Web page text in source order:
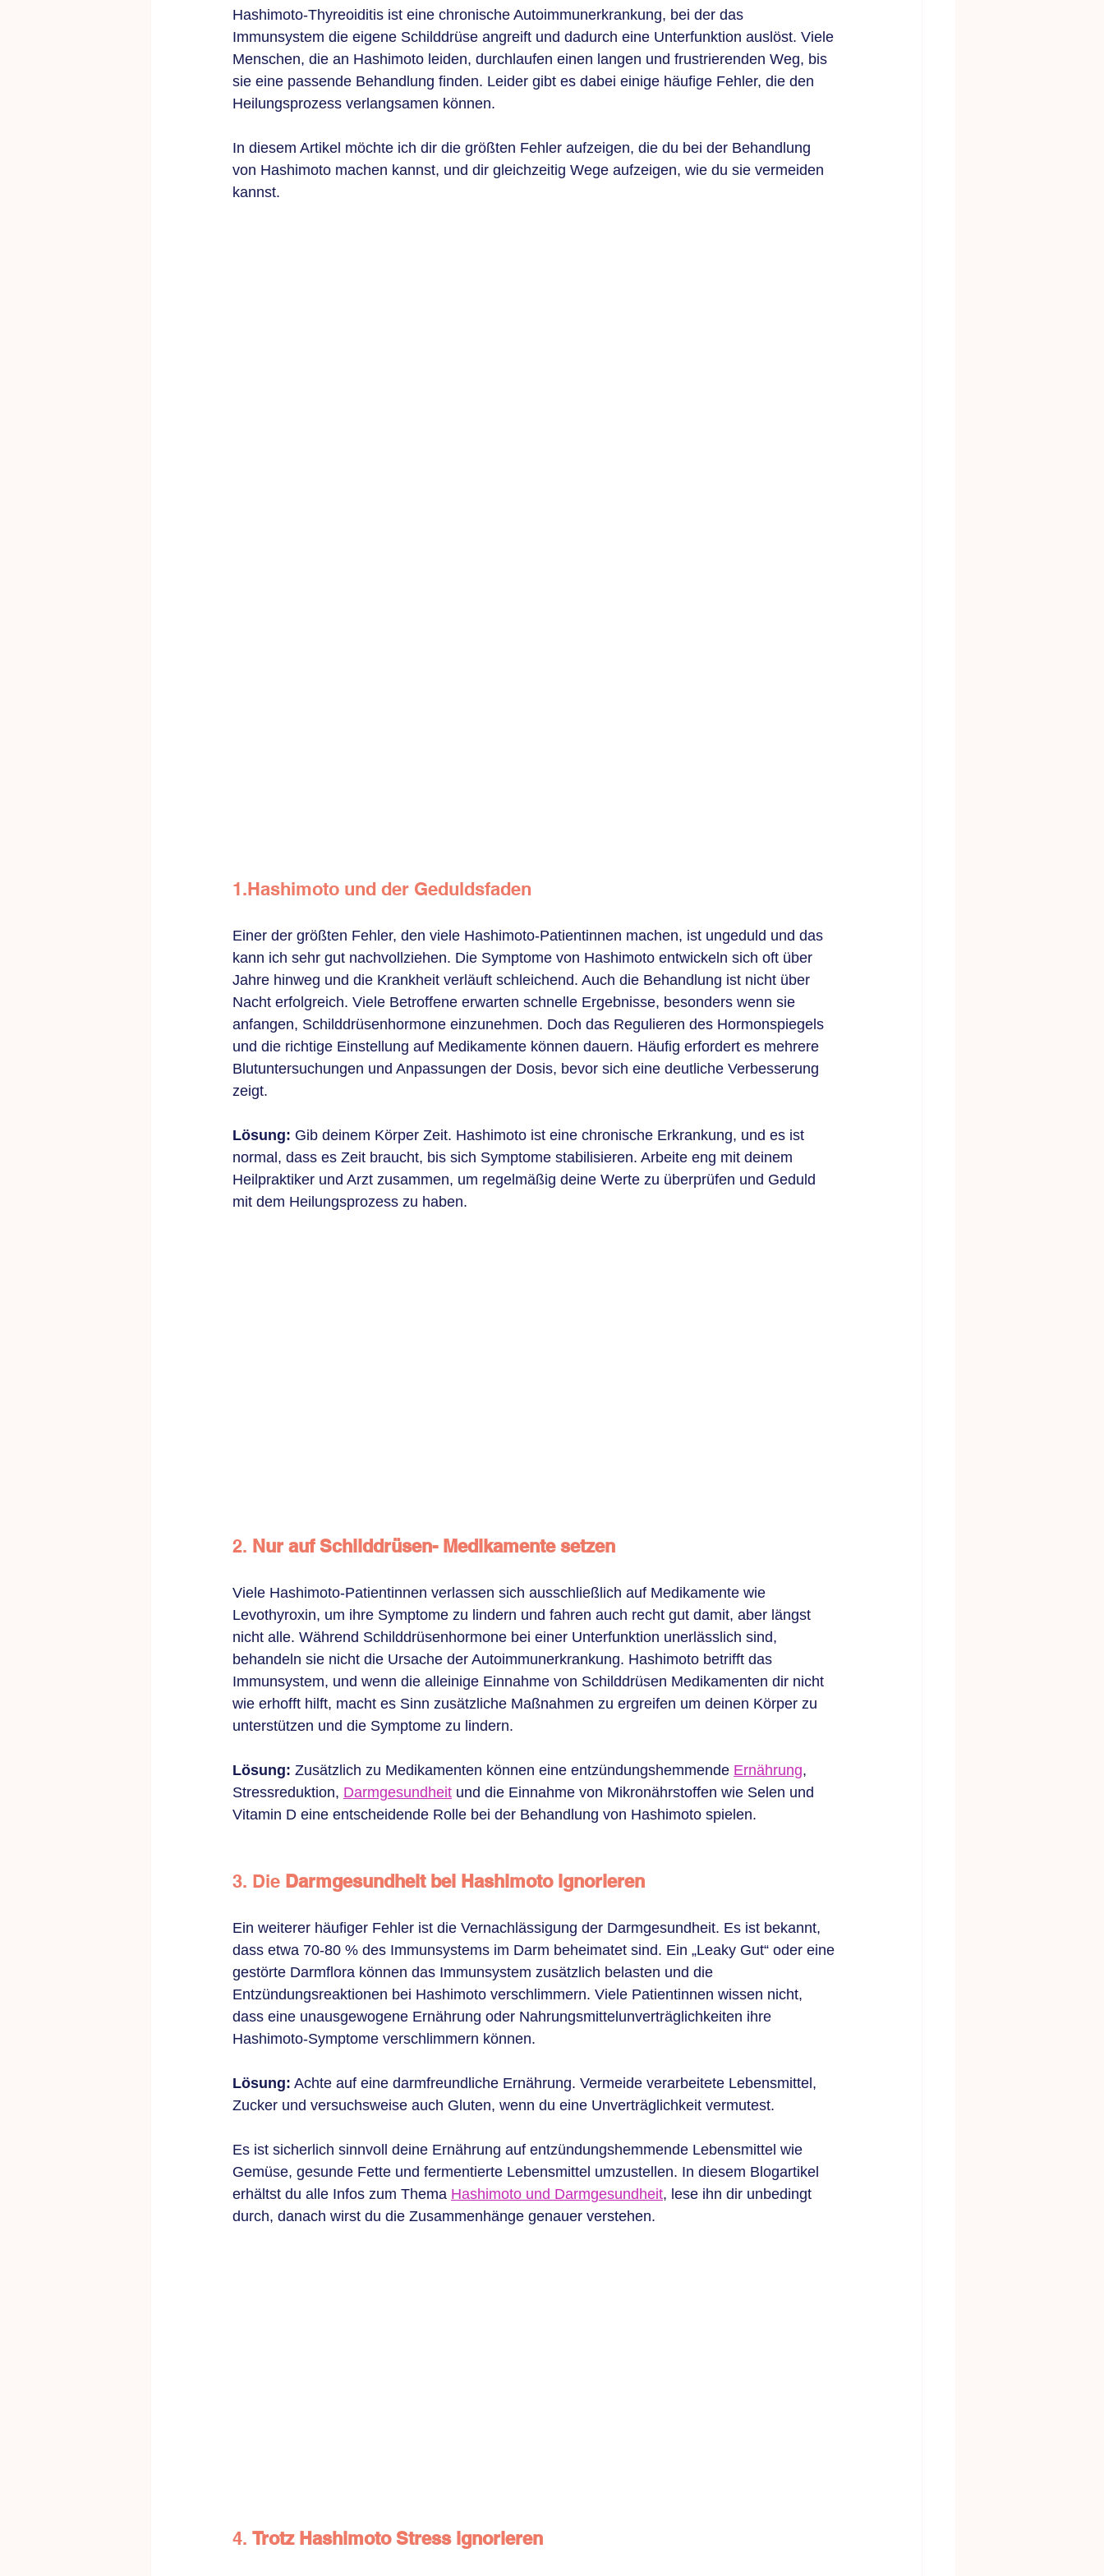
Hashimoto-Thyreoiditis ist eine chronische Autoimmunerkrankung, bei der das
Immunsystem die eigene Schilddrüse angreift und dadurch eine Unterfunktion auslöst. Viele
Menschen, die an Hashimoto leiden, durchlaufen einen langen und frustrierenden Weg, bis
sie eine passende Behandlung finden. Leider gibt es dabei einige häufige Fehler, die den
Heilungsprozess verlangsamen können.
In diesem Artikel möchte ich dir die größten Fehler aufzeigen, die du bei der Behandlung
von Hashimoto machen kannst, und dir gleichzeitig Wege aufzeigen, wie du sie vermeiden
kannst.
1.Hashimoto und der Geduldsfaden
Einer der größten Fehler, den viele Hashimoto-Patientinnen machen, ist ungeduld und das
kann ich sehr gut nachvollziehen. Die Symptome von Hashimoto entwickeln sich oft über
Jahre hinweg und die Krankheit verläuft schleichend. Auch die Behandlung ist nicht über
Nacht erfolgreich. Viele Betroffene erwarten schnelle Ergebnisse, besonders wenn sie
anfangen, Schilddrüsenhormone einzunehmen. Doch das Regulieren des Hormonspiegels
und die richtige Einstellung auf Medikamente können dauern. Häufig erfordert es mehrere
Blutuntersuchungen und Anpassungen der Dosis, bevor sich eine deutliche Verbesserung
zeigt.
Lösung: Gib deinem Körper Zeit. Hashimoto ist eine chronische Erkrankung, und es ist
normal, dass es Zeit braucht, bis sich Symptome stabilisieren. Arbeite eng mit deinem
Heilpraktiker und Arzt zusammen, um regelmäßig deine Werte zu überprüfen und Geduld
mit dem Heilungsprozess zu haben.
2. Nur auf Schilddrüsen- Medikamente setzen
Viele Hashimoto-Patientinnen verlassen sich ausschließlich auf Medikamente wie
Levothyroxin, um ihre Symptome zu lindern und fahren auch recht gut damit, aber längst
nicht alle. Während Schilddrüsenhormone bei einer Unterfunktion unerlässlich sind,
behandeln sie nicht die Ursache der Autoimmunerkrankung. Hashimoto betrifft das
Immunsystem, und wenn die alleinige Einnahme von Schilddrüsen Medikamenten dir nicht
wie erhofft hilft, macht es Sinn zusätzliche Maßnahmen zu ergreifen um deinen Körper zu
unterstützen und die Symptome zu lindern.
Lösung: Zusätzlich zu Medikamenten können eine entzündungshemmende Ernährung,
Stressreduktion, Darmgesundheit und die Einnahme von Mikronährstoffen wie Selen und
Vitamin D eine entscheidende Rolle bei der Behandlung von Hashimoto spielen.
3. Die Darmgesundheit bei Hashimoto ignorieren
Ein weiterer häufiger Fehler ist die Vernachlässigung der Darmgesundheit. Es ist bekannt,
dass etwa 70-80 % des Immunsystems im Darm beheimatet sind. Ein „Leaky Gut“ oder eine
gestörte Darmflora können das Immunsystem zusätzlich belasten und die
Entzündungsreaktionen bei Hashimoto verschlimmern. Viele Patientinnen wissen nicht,
dass eine unausgewogene Ernährung oder Nahrungsmittelunverträglichkeiten ihre
Hashimoto-Symptome verschlimmern können.
Lösung: Achte auf eine darmfreundliche Ernährung. Vermeide verarbeitete Lebensmittel,
Zucker und versuchsweise auch Gluten, wenn du eine Unverträglichkeit vermutest.
Es ist sicherlich sinnvoll deine Ernährung auf entzündungshemmende Lebensmittel wie
Gemüse, gesunde Fette und fermentierte Lebensmittel umzustellen. In diesem Blogartikel
erhältst du alle Infos zum Thema Hashimoto und Darmgesundheit, lese ihn dir unbedingt
durch, danach wirst du die Zusammenhänge genauer verstehen.
4. Trotz Hashimoto Stress ignorieren